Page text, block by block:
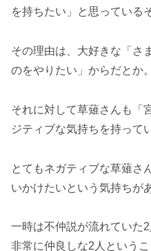
を持ちたい」と思っている
その理由は、大好きな「さ
のをやりたい」からだとか。
それに対して草薙さんも「
ジティブな気持ちを持って
とてもネガティブな草薙さ
いかけたいという気持ちが
一時は不仲説が流れていた
非常に仲良しな2人というこ